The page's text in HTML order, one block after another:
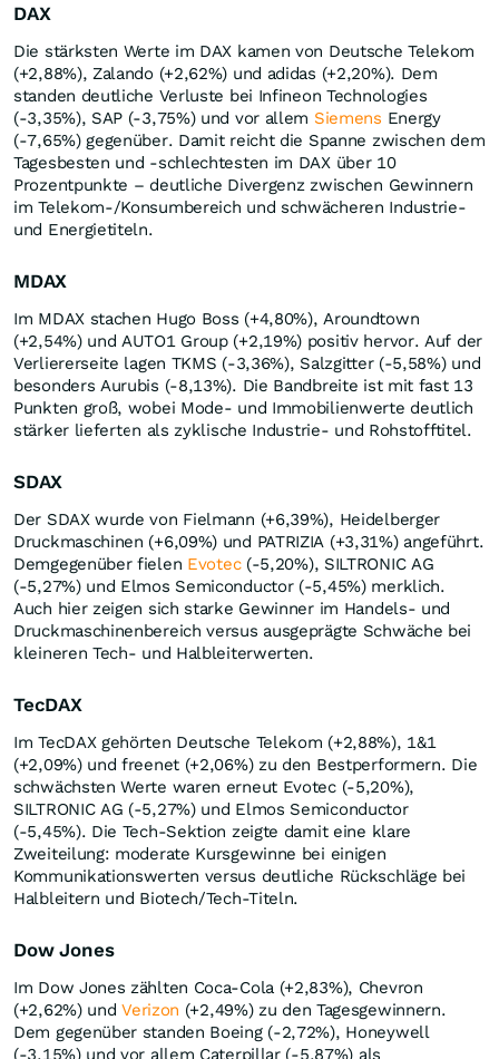
DAX
Die stärksten Werte im DAX kamen von Deutsche Telekom
(+2,88%), Zalando (+2,62%) und adidas (+2,20%). Dem
standen deutliche Verluste bei Infineon Technologies
(-3,35%), SAP (-3,75%) und vor allem Siemens Energy
(-7,65%) gegenüber. Damit reicht die Spanne zwischen dem
Tagesbesten und -schlechtesten im DAX über 10
Prozentpunkte – deutliche Divergenz zwischen Gewinnern
im Telekom-/Konsumbereich und schwächeren Industrie-
und Energietiteln.
MDAX
Im MDAX stachen Hugo Boss (+4,80%), Aroundtown
(+2,54%) und AUTO1 Group (+2,19%) positiv hervor. Auf der
Verliererseite lagen TKMS (-3,36%), Salzgitter (-5,58%) und
besonders Aurubis (-8,13%). Die Bandbreite ist mit fast 13
Punkten groß, wobei Mode- und Immobilienwerte deutlich
stärker lieferten als zyklische Industrie- und Rohstofftitel.
SDAX
Der SDAX wurde von Fielmann (+6,39%), Heidelberger
Druckmaschinen (+6,09%) und PATRIZIA (+3,31%) angeführt.
Demgegenüber fielen Evotec(-5,20%), SILTRONIC AG
(-5,27%) und Elmos Semiconductor (-5,45%) merklich.
Auch hier zeigen sich starke Gewinner im Handels- und
Druckmaschinenbereich versus ausgeprägte Schwäche bei
kleineren Tech- und Halbleiterwerten.
TecDAX
Im TecDAX gehörten Deutsche Telekom (+2,88%), 1&1
(+2,09%) und freenet (+2,06%) zu den Bestperformern. Die
schwächsten Werte waren erneut Evotec (-5,20%),
SILTRONIC AG (-5,27%) und Elmos Semiconductor
(-5,45%). Die Tech-Sektion zeigte damit eine klare
Zweiteilung: moderate Kursgewinne bei einigen
Kommunikationswerten versus deutliche Rückschläge bei
Halbleitern und Biotech/Tech-Titeln.
Dow Jones
Im Dow Jones zählten Coca‑Cola (+2,83%), Chevron
(+2,62%) undVerizon (+2,49%) zu den Tagesgewinnern.
Dem gegenüber standen Boeing (-2,72%), Honeywell
(-3,15%) und vor allem Caterpillar (-5,87%) als